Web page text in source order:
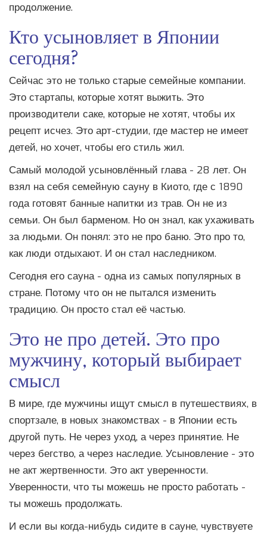
продолжение.
Кто усыновляет в Японии
сегодня?
Сейчас это не только старые семейные компании.
Это стартапы, которые хотят выжить. Это
производители саке, которые не хотят, чтобы их
рецепт исчез. Это арт-студии, где мастер не имеет
детей, но хочет, чтобы его стиль жил.
Самый молодой усыновлённый глава - 28 лет. Он
взял на себя семейную сауну в Киото, где с 1890
года готовят банные напитки из трав. Он не из
семьи. Он был барменом. Но он знал, как ухаживать
за людьми. Он понял: это не про баню. Это про то,
как люди отдыхают. И он стал наследником.
Сегодня его сауна - одна из самых популярных в
стране. Потому что он не пытался изменить
традицию. Он просто стал её частью.
Это не про детей. Это про
мужчину, который выбирает
смысл
В мире, где мужчины ищут смысл в путешествиях, в
спортзале, в новых знакомствах - в Японии есть
другой путь. Не через уход, а через принятие. Не
через бегство, а через наследие. Усыновление - это
не акт жертвенности. Это акт уверенности.
Уверенности, что ты можешь не просто работать -
ты можешь продолжать.
И если вы когда-нибудь сидите в сауне, чувствуете